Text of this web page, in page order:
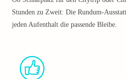
Stunden zu Zweit: Die Rundum-
jeden Aufenthalt die passende Bleibe.